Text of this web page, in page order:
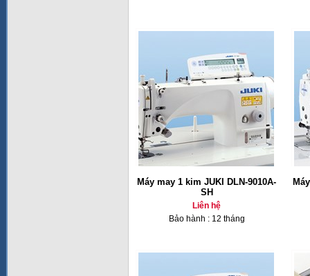
Máy may 1 kim JUKI DLN-9010A-
SH
Liên hệ
Bảo hành : 12 tháng